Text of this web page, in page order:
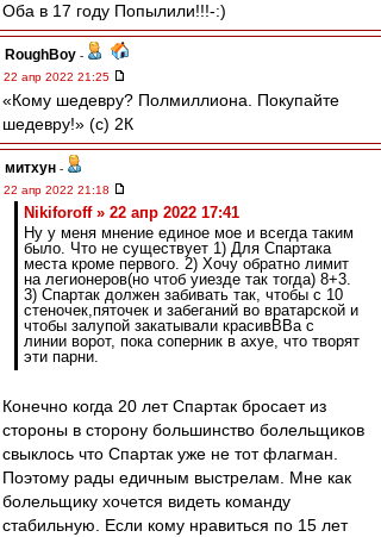
Оба в 17 году Попылили!!!-:)
RoughBoy -
22 апр 2022 21:25
«Кому шедевру? Полмиллиона. Покупайте
шедевру!» (c) 2К
митхун -
22 апр 2022 21:18
Nikiforoff » 22 апр 2022 17:41
Ну у меня мнение единое мое и всегда таким
было. Что не существует 1) Для Спартака
места кроме первого. 2) Хочу обратно лимит
на легионеров(но чтоб уиезде так тогда) 8+3.
3) Спартак должен забивать так, чтобы с 10
стеночек,пяточек и забеганий во вратарской и
чтобы залупой закатывали красивВВа с
линии ворот, пока соперник в ахуе, что творят
эти парни.
Конечно когда 20 лет Спартак бросает из
стороны в сторону большинство болельщиков
свыклось что Спартак уже не тот флагман.
Поэтому рады едичным выстрелам. Мне как
болельщику хочется видеть команду
стабильную. Если кому нравиться по 15 лет